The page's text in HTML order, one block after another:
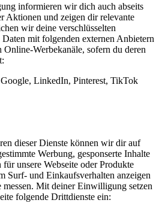
informieren wir dich auch abseits
Aktionen und zeigen dir relevante
wir deine verschlüsselten
Daten mit folgenden externen Anbietern
Online-Werbekanäle, sofern du deren
LinkedIn, Pinterest, TikTok
dieser Dienste können wir dir auf
Werbung, gesponserte Inhalte
unsere Webseite oder Produkte
Surf- und Einkaufsverhalten anzeigen
messen. Mit deiner Einwilligung setzen
folgende Drittdienste ein: